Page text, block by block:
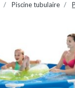
Piscine tubulaire